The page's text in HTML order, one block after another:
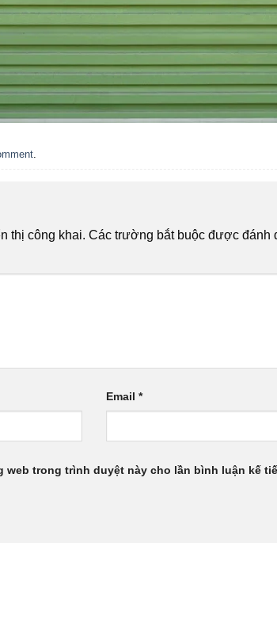
.
thị công khai. Các trường bắt buộc được đánh
Email*
web trong trình duyệt này cho lần bình luận kế